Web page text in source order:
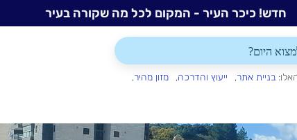
חדש! כיכר העיר - המקום לכל מה שקורה בעיר
בניית אתר ייעוץ והדרכה
מזון מהיר